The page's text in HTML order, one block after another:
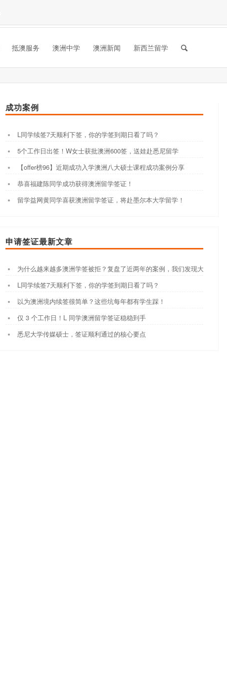
抵澳服务 澳洲中学 澳洲新闻 新西兰留学
成功案例
L同学续签7天顺利下签，你的学签到期日看了吗？
5个工作日出签！W女士获批澳洲600签，送娃赴悉尼留学
【offer榜96】近期成功入学澳洲八大硕士课程成功案例分享
恭喜福建陈同学成功获得澳洲留学签证！
留学益网黄同学喜获澳洲留学签证，将赴墨尔本大学留学！
申请签证最新文章
为什么越来越多澳洲学签被拒？复盘了近两年的案例，我们发现大家都踩
L同学续签7天顺利下签，你的学签到期日看了吗？
以为澳洲境内续签很简单？这些坑每年都有学生踩！
仅 3 个工作日！L 同学澳洲留学签证稳稳到手
悉尼大学传媒硕士，签证顺利通过的核心要点